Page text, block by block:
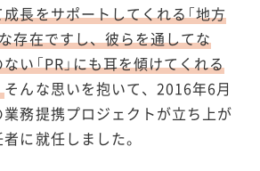
長をサポートしてくれる「地方
存在ですし、彼らを通してな
い「PR」にも耳を傾けてくれる
そんな思いを抱いて、2016年6月
務提携プロジェクトが立ち上が
に就任しました。